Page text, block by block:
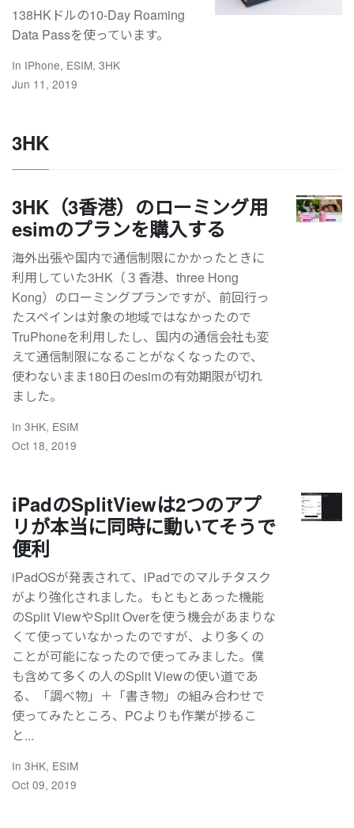
138HKドルの10-Day Roaming
Data Passを使っています。
In IPhone, ESIM, 3HK
Jun 11, 2019
3HK
3HK（3香港）のローミング用
esimのプランを購入する
海外出張や国内で通信制限にかかったときに
利用していた3HK（３香港、three Hong
Kong）のローミングプランですが、前回行っ
たスペインは対象の地域ではなかったので
TruPhoneを利用したし、国内の通信会社も変
えて通信制限になることがなくなったので、
使わないまま180日のesimの有効期限が切れ
ました。
In 3HK, ESIM
Oct 18, 2019
iPadのSplitViewは2つのアプ
リが本当に同時に動いてそうで
便利
iPadOSが発表されて、iPadでのマルチタスク
がより強化されました。もともとあった機能
のSplit ViewやSplit Overを使う機会があまりな
くて使っていなかったのですが、より多くの
ことが可能になったので使ってみました。僕
も含めて多くの人のSplit Viewの使い道であ
る、「調べ物」＋「書き物」の組み合わせで
使ってみたところ、PCよりも作業が捗るこ
と...
In 3HK, ESIM
Oct 09, 2019